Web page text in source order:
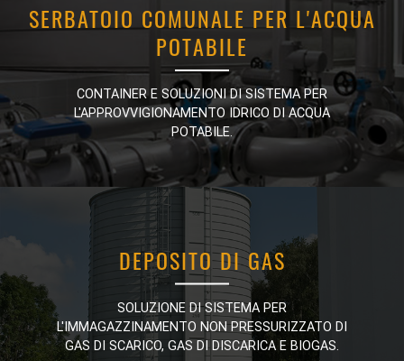
SERBATOIO COMUNALE PER L'ACQUA
POTABILE
CONTAINER E SOLUZIONI DI SISTEMA PER
L'APPROVVIGIONAMENTO IDRICO DI ACQUA
POTABILE.
SERBATOIO COMUNALE PER L'ACQUA
POTABILE
CONTAINER E SOLUZIONI DI SISTEMA PER
L'APPROVVIGIONAMENTO IDRICO DI ACQUA
POTABILE.
DEPOSITO DI GAS
SOLUZIONE DI SISTEMA PER
L'IMMAGAZZINAMENTO NON PRESSURIZZATO DI
GAS DI SCARICO, GAS DI DISCARICA E BIOGAS.
DEPOSITO DI GAS
SOLUZIONE DI SISTEMA PER
L'IMMAGAZZINAMENTO NON PRESSURIZZATO DI
GAS DI SCARICO, GAS DI DISCARICA E BIOGAS.